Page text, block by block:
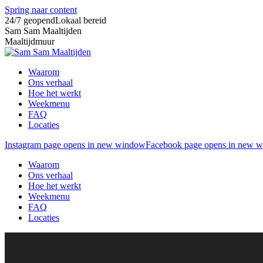
Spring naar content
24/7 geopendLokaal bereid
Sam Sam Maaltijden
Maaltijdmuur
Waarom
Ons verhaal
Hoe het werkt
Weekmenu
FAQ
Locaties
Instagram page opens in new windowFacebook page opens in new
Waarom
Ons verhaal
Hoe het werkt
Weekmenu
FAQ
Locaties